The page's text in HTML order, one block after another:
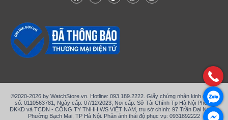
©2020-2026 by WatchStore.vn. Hotline: 093.189.2222. Giấy chứng nhận kinh doanh
số: 0110563781, Ngày cấp: 07/12/2023, Nơi cấp: Sở Tài Chính Tp Hà Nội Phòng
ĐKKD và TCDN - CÔNG TY TNHH WS VIỆT NAM, trụ sở chính: 97 Trần Đại Nghĩa,
Phường Bạch Mai, TP Hà Nội. Phản ánh thái độ phục vụ: 0931892222